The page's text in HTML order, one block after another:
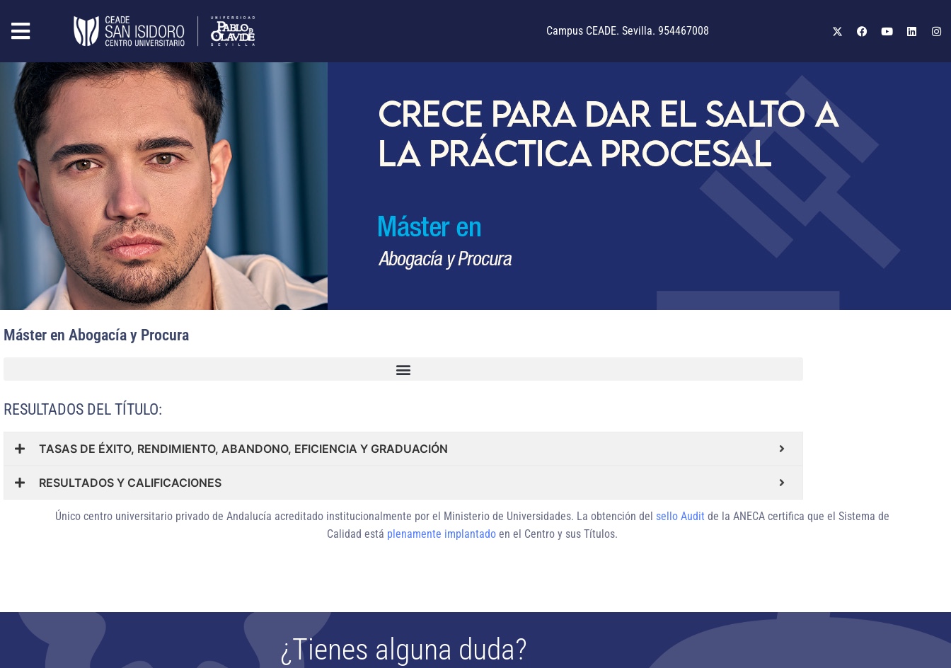
Campus CEADE. Sevilla. 954467008
Máster en Abogacía y Procura
RESULTADOS DEL TÍTULO:
TASAS DE ÉXITO, RENDIMIENTO, ABANDONO, EFICIENCIA Y GRADUACIÓN
RESULTADOS Y CALIFICACIONES
Único centro universitario privado de Andalucía acreditado institucionalmente por el Ministerio de Universidades. La obtención del sello Audit de la ANECA certifica que el Sistema de
Calidad está plenamente implantadoen el Centro y sus Títulos.
¿Tienes alguna duda?